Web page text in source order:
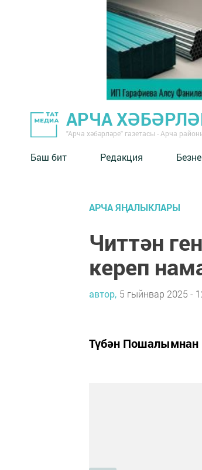
АРЧА
"Арча хәбәрләре" газетасы - Арча
Баш бит Редакция
АРЧА ЯҢАЛЫКЛАРЫ
Читтән
кереп
автор, 5 гыйнвар 2025 -
Түбән Пошалымнан